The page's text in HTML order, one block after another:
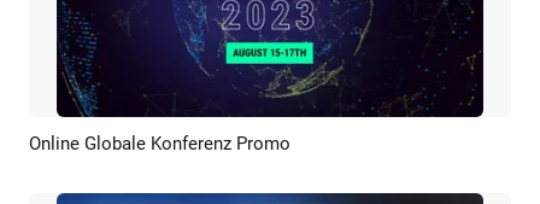
Vorschau KI Erstellen
Online Globale Konferenz Promo